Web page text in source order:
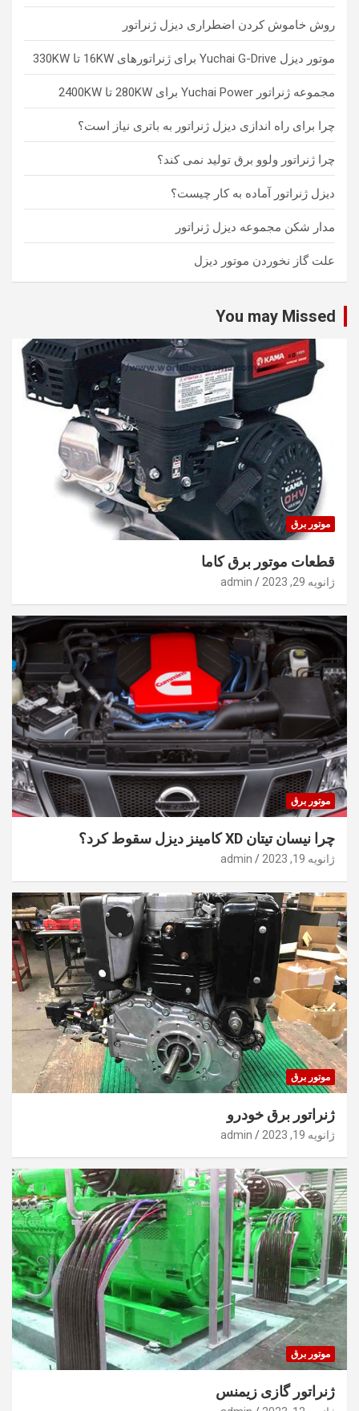
روش خاموش کردن اضطراری دیزل ژنراتور
موتور دیزل Yuchai G-Drive برای ژنراتورهای 16KW تا 330KW
مجموعه ژنراتور Yuchai Power برای 280KW تا 2400KW
چرا برای راه اندازی دیزل ژنراتور به باتری نیاز است؟
چرا ژنراتور ولوو برق تولید نمی کند؟
دیزل ژنراتور آماده به کار چیست؟
مدار شکن مجموعه دیزل ژنراتور
علت گاز نخوردن موتور دیزل
You may Missed
موتور برق
قطعات موتور برق کاما
ژانویه 29, 2023 admin
موتور برق
چرا نیسان تیتان XD کامینز دیزل سقوط کرد؟
ژانویه 19, 2023 admin
موتور برق
ژنراتور برق خودرو
ژانویه 19, 2023 admin
موتور برق
ژنراتور گازی زیمنس